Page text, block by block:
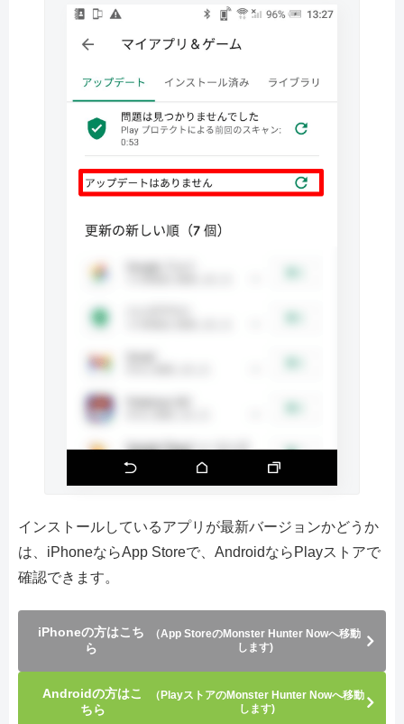
インストールしているアプリが最新バージョンかどうか
は、iPhoneならApp Storeで、AndroidならPlayストアで
確認できます。
iPhoneの方はこち
ら
（App StoreのMonster Hunter Nowへ移動
します)
Androidの方はこ
ちら
（PlayストアのMonster Hunter Nowへ移動
します)